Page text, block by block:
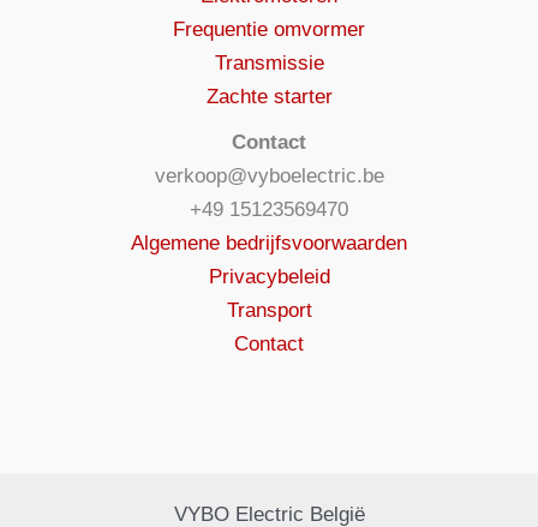
Frequentie omvormer
Transmissie
Zachte starter
Contact
verkoop@vyboelectric.be
+49 15123569470
Algemene bedrijfsvoorwaarden
Privacybeleid
Transport
Contact
VYBO Electric België